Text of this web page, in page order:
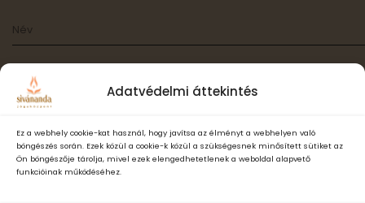
Adatvédelmi áttekintés
Ez a webhely cookie-kat használ, hogy javítsa az élményt a webhelyen való
böngészés során. Ezek közül a cookie-k közül a szükségesnek minősített sütiket az
Ön böngészője tárolja, mivel ezek elengedhetetlenek a weboldal alapvető
funkcióinak működéséhez.
Elfogadom a Sivánanda Jógaközpont Adatvédelmi- és
szabályzatát és hozzájárulok, hogy számomra hírlevelet küldjenek,
adataimat hírlevélküldés céljából kezeljék.